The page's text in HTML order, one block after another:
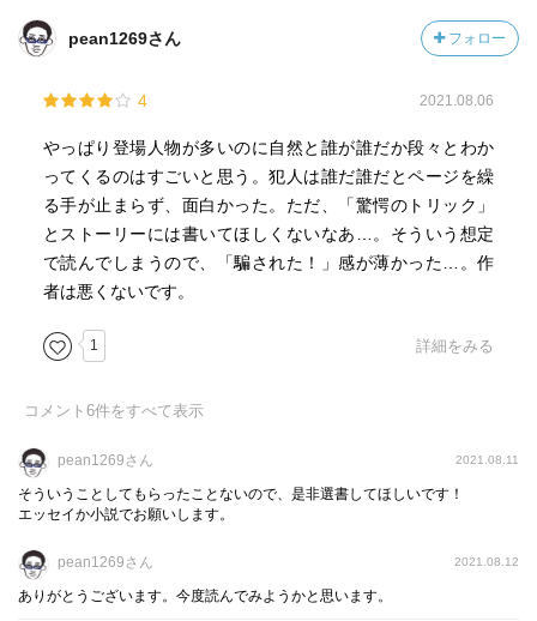
pean1269さん フォロー
4 2021.08.06
やっぱり登場人物が多いのに自然と誰が誰だか段々とわか
ってくるのはすごいと思う。犯人は誰だ誰だとページを繰
る手が止まらず、面白かった。ただ、「驚愕のトリック」
とストーリーには書いてほしくないなあ…。そういう想定
で読んでしまうので、「騙された！」感が薄かった…。作
者は悪くないです。
1 詳細をみる
コメント 6件をすべて表示
pean1269さん 2021.08.11
そういうことしてもらったことないので、是非選書してほしいです！
エッセイか小説でお願いします。
pean1269さん 2021.08.12
ありがとうございます。今度読んでみようかと思います。